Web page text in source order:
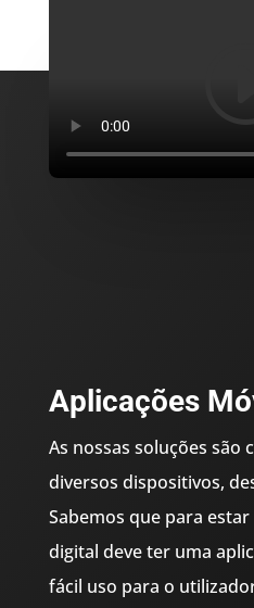
Aplicações
As nossas soluções são
diversos dispositivos,
Sabemos que para
digital deve ter uma
fácil uso para o